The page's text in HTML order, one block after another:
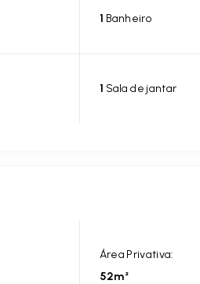
1 Banheiro
1 Sala de jantar
Área Privativa:
52m²